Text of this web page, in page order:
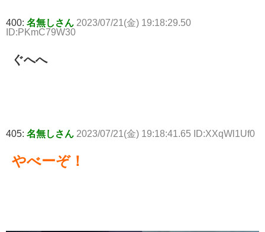
400: 名無しさん 2023/07/21(金) 19:18:29.50
ID:PKmC79W30
ぐへへ
405: 名無しさん 2023/07/21(金) 19:18:41.65 ID:XXqWl1Uf0
やべーぞ！